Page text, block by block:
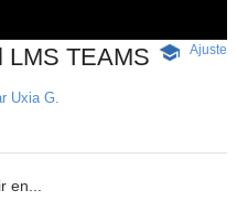
LMS TEAMS
-
Ajuste
Uxia G.